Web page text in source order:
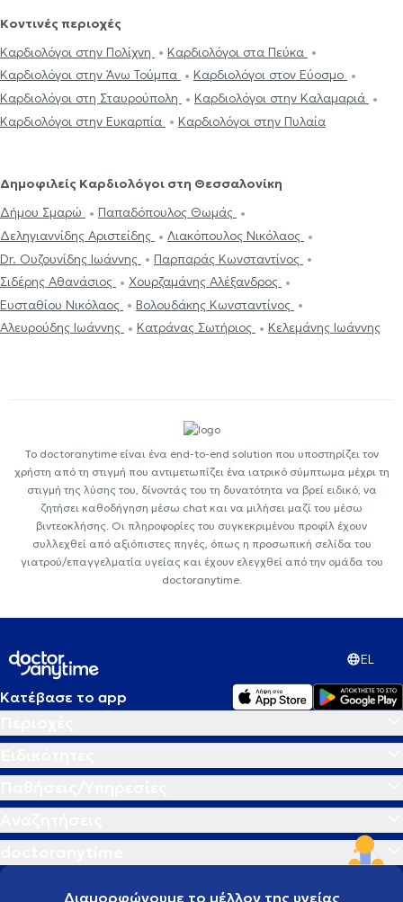
Κοντινές περιοχές
Καρδιολόγοι στην Πολίχνη
Καρδιολόγοι στα Πεύκα
Καρδιολόγοι στην Άνω Τούμπα
Καρδιολόγοι στον Εύοσμο
Καρδιολόγοι στη Σταυρούπολη
Καρδιολόγοι στην Καλαμαριά
Καρδιολόγοι στην Ευκαρπία
Καρδιολόγοι στην Πυλαία
Δημοφιλείς Καρδιολόγοι στη Θεσσαλονίκη
Δήμου Σμαρώ
Παπαδόπουλος Θωμάς
Δεληγιαννίδης Αριστείδης
Λιακόπουλος Νικόλαος
Dr. Ουζουνίδης Ιωάννης
Παρπαράς Κωνσταντίνος
Σιδέρης Αθανάσιος
Χουρζαμάνης Αλέξανδρος
Ευσταθίου Νικόλαος
Βολουδάκης Κωνσταντίνος
Αλευρούδης Ιωάννης
Κατράνας Σωτήριος Κελεμάνης Ιωάννης
Το doctoranytime είναι ένα end-to-end solution που υποστηρίζει τον
χρήστη από τη στιγμή που αντιμετωπίζει ένα ιατρικό σύμπτωμα μέχρι τη
στιγμή της λύσης του, δίνοντάς του τη δυνατότητα να βρεί ειδικό, να
ζητήσει καθοδήγηση μέσω chat και να μιλήσει μαζί του μέσω
βιντεοκλήσης. Οι πληροφορίες του συγκεκριμένου προφίλ έχουν
συλλεχθεί από αξιόπιστες πηγές, όπως η προσωπική σελίδα του
γιατρού/επαγγελματία υγείας και έχουν ελεγχθεί από την ομάδα του
doctoranytime.
EL
Κατέβασε το app
Διαμορφώνουμε το μέλλον της υγείας